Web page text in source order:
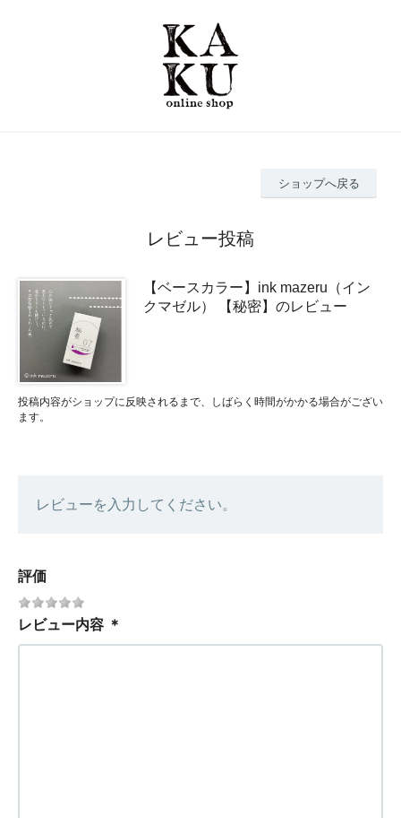
ショップへ戻る
レビュー投稿
【ベースカラー】ink mazeru（イン
クマゼル） 【秘密】のレビュー
投稿内容がショップに反映されるまで、しばらく時間がかかる場合がござい
ます。
レビューを入力してください。
評価
レビュー内容 ＊